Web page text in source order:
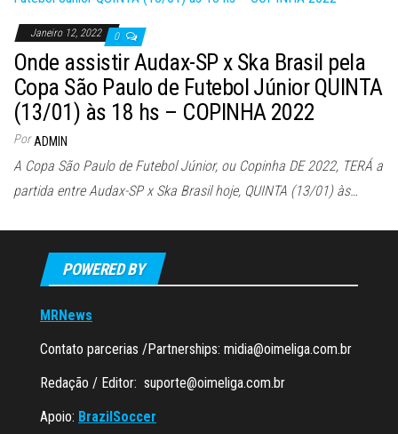
Janeiro 12, 2022 0
Onde assistir Audax-SP x Ska Brasil pela
Copa São Paulo de Futebol Júnior QUINTA
(13/01) às 18 hs – COPINHA 2022
Por ADMIN
A Copa São Paulo de Futebol Júnior, ou Copinha DE 2022, TERÁ a
partida entre Audax-SP x Ska Brasil hoje, QUINTA (13/01) às…
POWERED BY
MRNews
Contato parcerias /Partnerships: midia@oimeliga.com.br
Redação / Editor: suporte@oimeliga.com.br
Apoio: BrazilSoccer